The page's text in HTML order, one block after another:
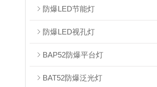
防爆LED节能灯
防爆LED视孔灯
BAP52防爆平台灯
BAT52防爆泛光灯